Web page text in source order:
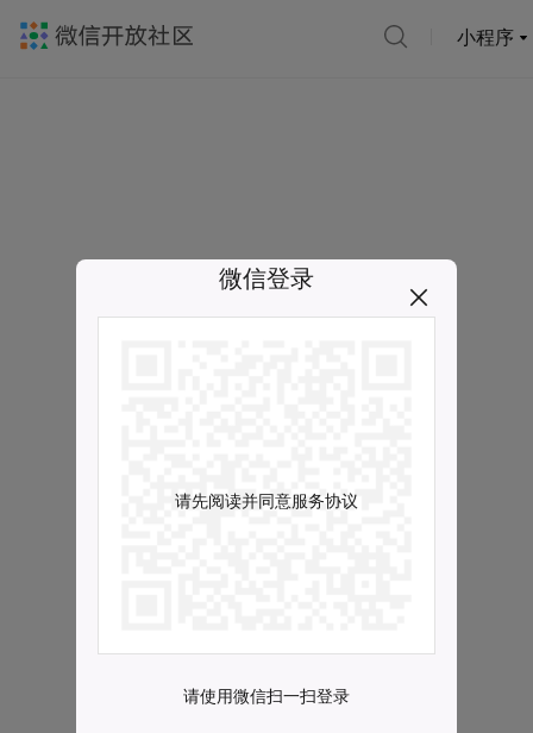
小程序
微信登录
请先阅读并同意服务协议
请使用微信扫一扫登录